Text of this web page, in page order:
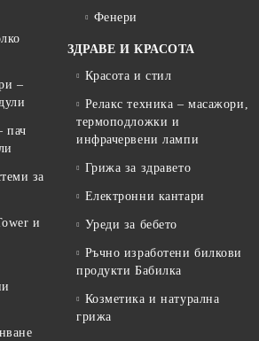
–
пач
за
и
Фенери
ЗДРАВЕ И КРАСОТА
Красота и стил
Релакс техника – масажори,
термоподложки и
инфрачервени лампи
Грижа за здравето
Електронни кантари
Уреди за бебето
Ръчно изработени билкови
продукти Бабилка
Козметика и натурална
грижа